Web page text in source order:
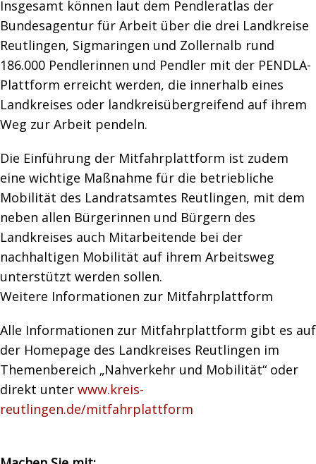
Insgesamt können laut dem Pendleratlas der
Bundesagentur für Arbeit über die drei Landkreise
Reutlingen, Sigmaringen und Zollernalb rund
186.000 Pendlerinnen und Pendler mit der PENDLA-
Plattform erreicht werden, die innerhalb eines
Landkreises oder landkreisübergreifend auf ihrem
Weg zur Arbeit pendeln.
Die Einführung der Mitfahrplattform ist zudem
eine wichtige Maßnahme für die betriebliche
Mobilität des Landratsamtes Reutlingen, mit dem
neben allen Bürgerinnen und Bürgern des
Landkreises auch Mitarbeitende bei der
nachhaltigen Mobilität auf ihrem Arbeitsweg
unterstützt werden sollen.
Weitere Informationen zur Mitfahrplattform
Alle Informationen zur Mitfahrplattform gibt es auf
der Homepage des Landkreises Reutlingen im
Themenbereich „Nahverkehr und Mobilität“ oder
direkt unter www.kreis-
reutlingen.de/mitfahrplattform